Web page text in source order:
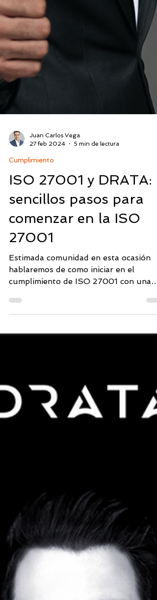
27 feb 2024
Cumplimiento
ISO 27001 y DRATA: 8
sencillos pasos para
comenzar en la ISO
27001
Estimada comunidad en esta ocasión
hablaremos de como iniciar en el
cumplimiento de ISO 27001 con una